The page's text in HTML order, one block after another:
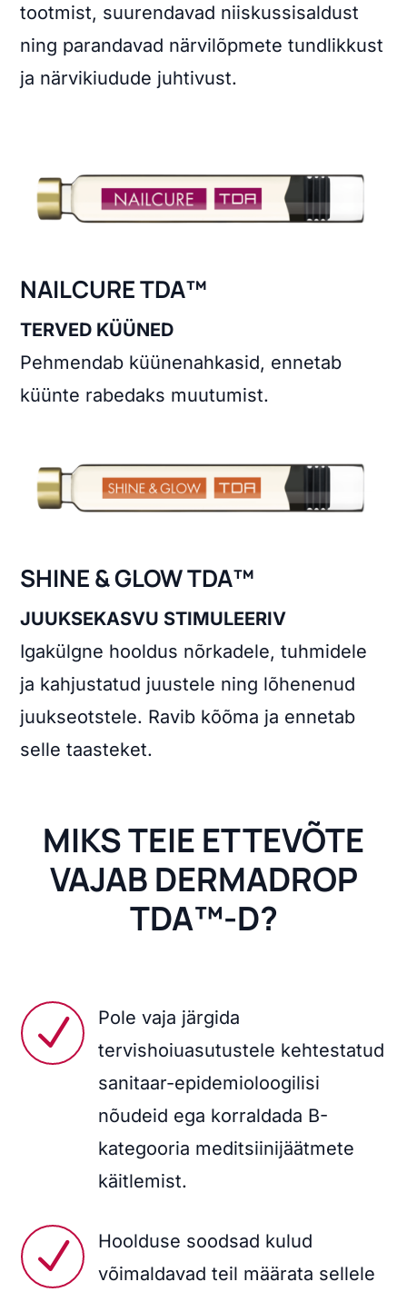
tootmist, suurendavad niiskussisaldust
ning parandavad närvilõpmete tundlikkust
ja närvikiudude juhtivust.
NAILCURE TDA™
TERVED KÜÜNED
Pehmendab küünenahkasid, ennetab
küünte rabedaks muutumist.
SHINE & GLOW TDA™
JUUKSEKASVU STIMULEERIV
Igakülgne hooldus nõrkadele, tuhmidele
ja kahjustatud juustele ning lõhenenud
juukseotstele. Ravib kõõma ja ennetab
selle taasteket.
MIKS TEIE ETTEVÕTE
VAJAB DERMADROP
TDA™-D?
N
Pole vaja järgida
tervishoiuasutustele kehtestatud
sanitaar-epidemioloogilisi
nõudeid ega korraldada B-
kategooria meditsiinijäätmete
käitlemist.
N
Hoolduse soodsad kulud
võimaldavad teil määrata sellele